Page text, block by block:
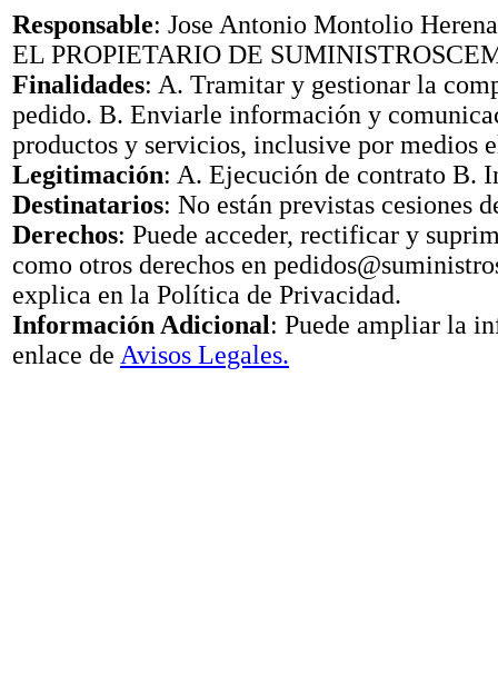
Responsable: Jose Antonio Montolio
EL PROPIETARIO DE
Finalidades: A. Tramitar y gestionar la
pedido. B. Enviarle información y
productos y servicios, inclusive por medios
Legitimación: A. Ejecución de contrato B.
Destinatarios: No están previstas cesiones
Derechos: Puede acceder, rectificar y
como otros derechos en
explica en la Política de Privacidad.
Información Adicional: Puede ampliar la
enlace de Avisos Legales.